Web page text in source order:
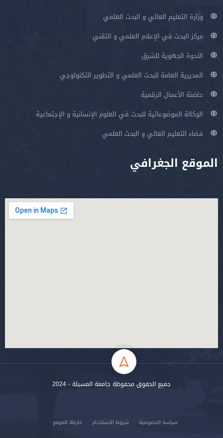
وزارة التعليم العالي و البحث العلمي
مركز البحث في الإعلام العلمي و التقني
الندوة الجهوية للشرق
المديرية العامة للبحث العلمي و التطوير التكنولوجي
حاضنة الأعمال الرقمية
الوكالة الموضوعاتية للبحث في العلوم الإنسانية و الإجتماعية
فضاء التعليم العالي و البحث العلمي
الموقع الجغرافي
جميع الحقوق محفوظة جامعة المسيلة - 2024
سياسة الخصوصية شروط الاستخدام خارطة الموقع